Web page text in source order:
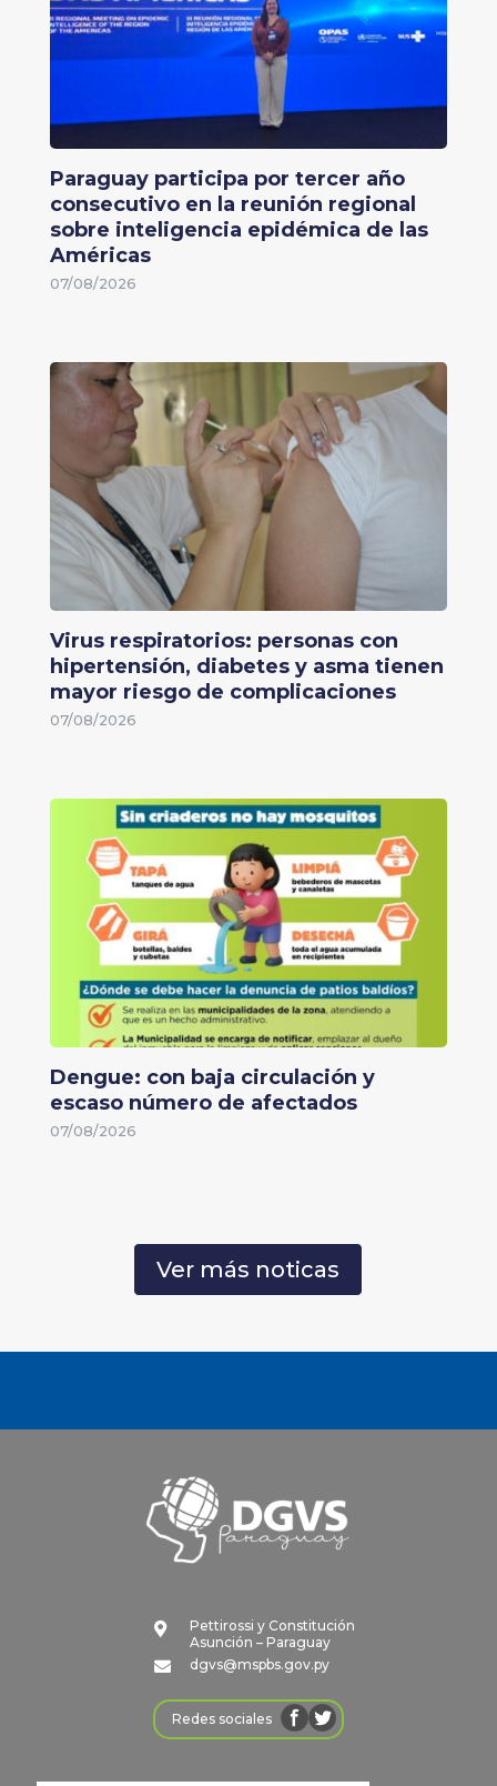
Paraguay participa por tercer año
consecutivo en la reunión regional
sobre inteligencia epidémica de las
Américas
07/08/2026
Virus respiratorios: personas con
hipertensión, diabetes y asma tienen
mayor riesgo de complicaciones
07/08/2026
Dengue: con baja circulación y
escaso número de afectados
07/08/2026
Ver más noticas

Pettirossi y Constitución
Asunción – Paraguay

dgvs@mspbs.gov.py
Redes sociales